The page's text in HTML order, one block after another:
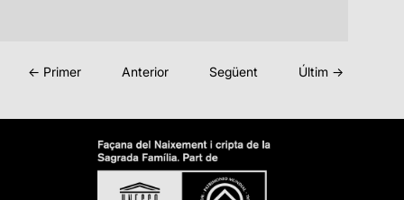
← Primer Anterior Següent Últim →